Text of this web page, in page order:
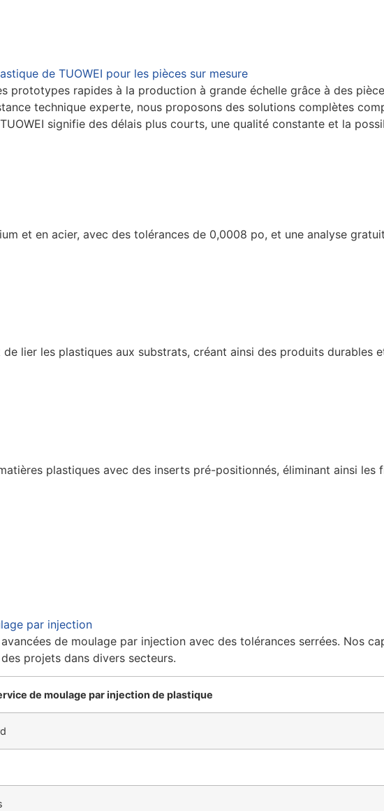
de TUOWEI pour les pièces sur mesure
prototypes rapides à la production à grande échelle grâce à des
technique experte, nous proposons des solutions complètes
signifie des délais plus courts, une qualité constante et la
et en acier, avec des tolérances de 0,0008 po, et une analyse
lier les plastiques aux substrats, créant ainsi des produits durables
plastiques avec des inserts pré-positionnés, éliminant ainsi
par injection
de moulage par injection avec des tolérances serrées. Nos
projets dans divers secteurs.
de moulage par injection de plastique